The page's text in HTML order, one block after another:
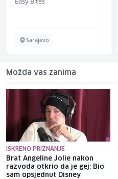
ž)
Sarajevo
Možda vas zanima
ISKRENO PRIZNANJE
Brat Angeline Jolie nakon
razvoda otkrio da je gej: Bio
sam opsjednut Disney